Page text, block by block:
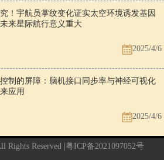
！宇航员掌纹变化证实太空环境诱发基因
来星际航行意义重大
2025/4/6
制的屏障：脑机接口同步率与神经可视化
应用
2025/4/6
Rights Reserved |粤ICP备2021097052号